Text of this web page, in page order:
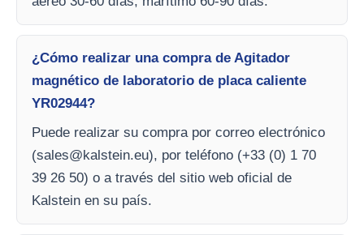
¿Cómo realizar una compra de Agitador
magnético de laboratorio de placa caliente
YR02944?
Puede realizar su compra por correo electrónico
(sales@kalstein.eu), por teléfono (+33 (0) 1 70
39 26 50) o a través del sitio web oficial de
Kalstein en su país.